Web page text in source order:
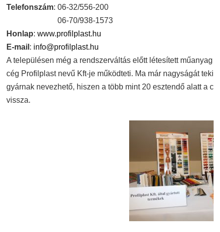
Telefonszám: 06-32/556-200
06-70/938-1573
Honlap:www.profilplast.hu
E-mail : info@profilplast.hu
A településen még a rendszerváltás előtt létesített műanyag
cég Profilplast nevű Kft-je működteti. Ma már nagyságát
gyárnak nevezhető, hiszen a több mint 20 esztendő alatt a
vissza.